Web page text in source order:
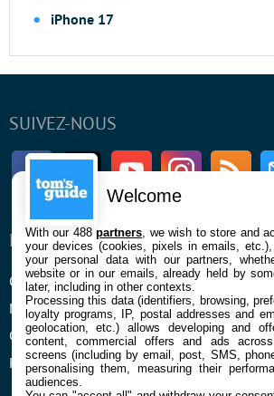
iPhone 17
SUIVEZ-NOUS
FacebookTwitter Youtube Instagram
ENTREPRISE
Qui sommes nous
Mentions légales et CGU
Confidentialité et Cookies
Préférences cookies
À
La
Contact
Welcome
With our 488partners , we wish to store and
your devices (cookies, pixels in emails,
your personal data with our partners,
website or in our emails, already held by
later, including in other contexts.
Processing this data (identifiers, browsing,
loyalty programs, IP, postal addresses and
geolocation, etc.) allows developing and
content, commercial offers and ads
screens (including by email, post, SMS,
personalising them, measuring their
audiences.